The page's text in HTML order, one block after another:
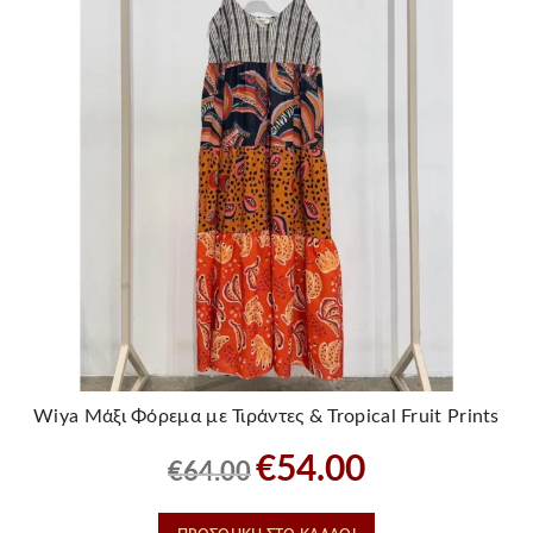
του
προϊόντος
Wiya Μάξι Φόρεμα με Τιράντες & Tropical Fruit Prints
€64.00
Original
price
was:
€54.00
τιμή